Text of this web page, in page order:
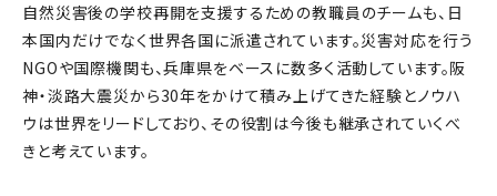
自然災害後の学校再開を支援するための教職員のチームも、日
本国内だけでなく世界各国に派遣されています。災害対応を行う
NGOや国際機関も、兵庫県をベースに数多く活動しています。阪
神・淡路大震災から30年をかけて積み上げてきた経験とノウハ
ウは世界をリードしており、その役割は今後も継承されていくべ
きと考えています。